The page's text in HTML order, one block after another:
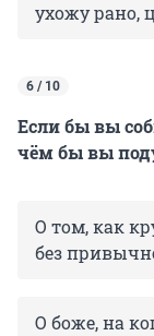
ухожу рано,
6 / 10
Если бы вы
чём бы вы
О том, как
без
О боже, на